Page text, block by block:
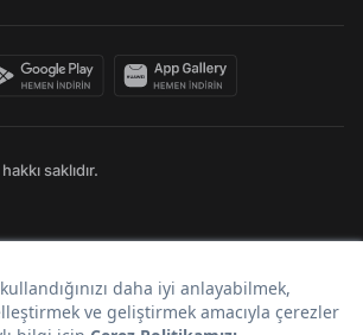
saklıdır.
markasıdır.